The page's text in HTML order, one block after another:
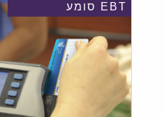
EBT סומע